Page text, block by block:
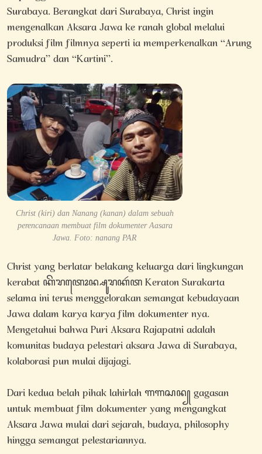
Surabaya. Berangkat dari Surabaya, Christ ingin
mengenalkan Aksara Jawa ke ranah global melalui
produksi film filmnya seperti ia memperkenalkan “Arung
Samudra” dan “Kartini”.
Christ (kiri) dan Nanang (kanan) dalam sebuah
perencanaan membuat film dokumenter Aasara
Jawa. Foto: nanang PAR
Christ yang berlatar belakang keluarga dari lingkungan
kerabat ꦏꦼꦫꦠꦺꦴꦤ꧀ꦱꦸꦫꦏꦂꦠ Keraton Surakarta
selama ini terus menggelorakan semangat kebudayaan
Jawa dalam karya karya film dokumenter nya.
Mengetahui bahwa Puri Aksara Rajapatni adalah
komunitas budaya pelestari aksara Jawa di Surabaya,
kolaborasi pun mulai dijajagi.
Dari kedua belah pihak lahirlah ꦒꦒꦱꦤ꧀ gagasan
untuk membuat film dokumenter yang mengangkat
Aksara Jawa mulai dari sejarah, budaya, philosophy
hingga semangat pelestariannya.